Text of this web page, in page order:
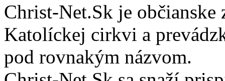
Christ-Net.Sk je
Katolíckej cirkvi a
pod rovnakým názvom.